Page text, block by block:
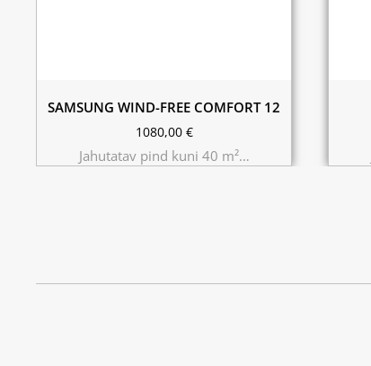
SAMSUNG WIND-FREE COMFORT 12
1080,00 €
Jahutatav pind kuni 40 m²…